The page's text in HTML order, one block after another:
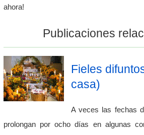
ahora!
Publicaciones
Fieles
casa)
A veces las fechas
prolongan por ocho días en algunas